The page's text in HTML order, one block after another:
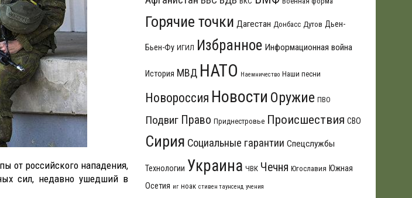
от российского нападения,
сил, недавно ушедший в
Горячие точки Дагестан Донбасс Дутов Дьен-
Бьен-Фу ИГИЛ Избранное Информационная война
История МВД НАТО Наемничество Наши песни
Новороссия Новости Оружие ПВО
Подвиг Право Приднестровье Происшествия СВО
Сирия Социальные гарантии Спецслужбы
Технологии Украина ЧВК Чечня Югославия Южная
Осетия иг ноак стивен таунсенд учения